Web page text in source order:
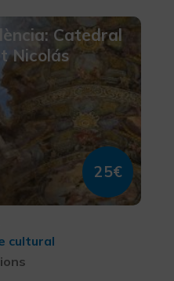
Catedral
Nicolás
25€
cultural